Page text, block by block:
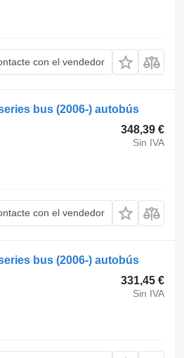
con el vendedor
bus (2006-) autobús
348,39 €
Sin IVA
con el vendedor
bus (2006-) autobús
331,45 €
Sin IVA